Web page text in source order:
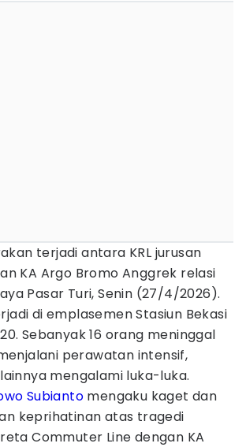
terjadi antara KRL jurusan
KA Argo Bromo Anggrek relasi
Pasar Turi, Senin (27/4/2026).
di emplasemen Stasiun Bekasi
Sebanyak 16 orang meninggal
perawatan intensif,
mengalami luka-luka.
Subianto mengaku kaget dan
keprihatinan atas tragedi
Commuter Line dengan KA